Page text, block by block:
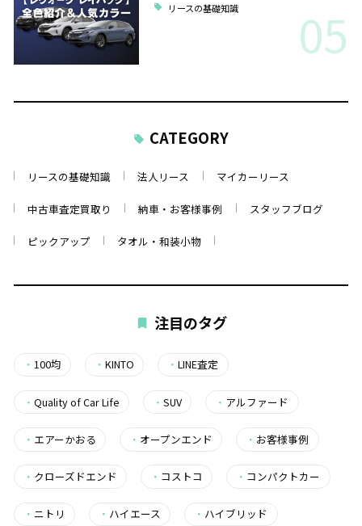
リースの基礎知識 05
CATEGORY
リースの基礎知識 法人リース マイカーリース
中古車査定買取り 納車・お客様事例 スタッフブログ
ピックアップ タオル・和装小物
注目のタグ
・ 100均 ・KINTO ・LINE査定
・ Quality of Car Life ・SUV ・ アルファード
・ エアーかおる ・ オープンエンド ・ お客様事例
・ クローズドエンド ・ コストコ ・ コンパクトカー
・ ニトリ ・ ハイエース ・ ハイブリッド